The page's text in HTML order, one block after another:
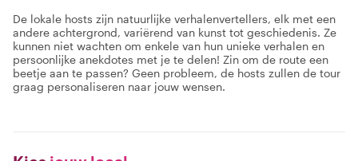
De lokale hosts zijn natuurlijke verhalenvertellers, elk met een
andere achtergrond, variërend van kunst tot geschiedenis. Ze
kunnen niet wachten om enkele van hun unieke verhalen en
persoonlijke anekdotes met je te delen! Zin om de route een
beetje aan te passen? Geen probleem, de hosts zullen de tour
graag personaliseren naar jouw wensen.